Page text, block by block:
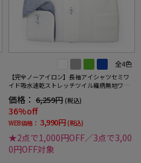
全4色
【完全ノーアイロン】長袖アイシャツセミワ
イド吸水速乾ストレッチツイル織柄無地ワイ
価格： 6,259円 (税込)
36%off
WEB価格： 3,990円 (税込)
★2点で1,000円OFF／3点で3,00
0円OFF対象